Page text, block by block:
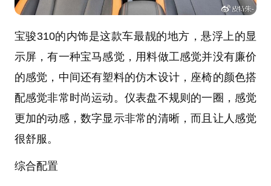
宝骏310的内饰是这款车最靓的地方，悬浮上的显
示屏，有一种宝马感觉，用料做工感觉并没有廉价
的感觉，中间还有塑料的仿木设计，座椅的颜色搭
配感觉非常时尚运动。仪表盘不规则的一圈，感觉
更加的动感，数字显示非常的清晰，而且让人感觉
很舒服。
综合配置